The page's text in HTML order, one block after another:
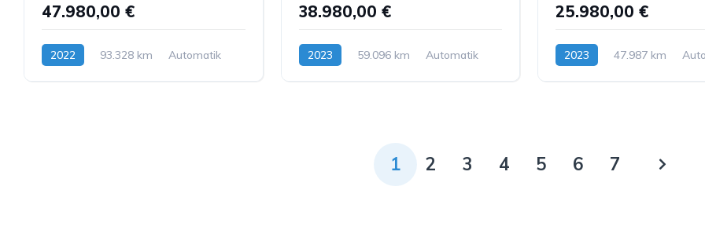
47.980,00 €
2022 93.328 km
Automatik
38.980,00 €
2023 59.096 km
Automatik
25.980,00 €
2023 47.987 km
1 2 3 4 5 6 7